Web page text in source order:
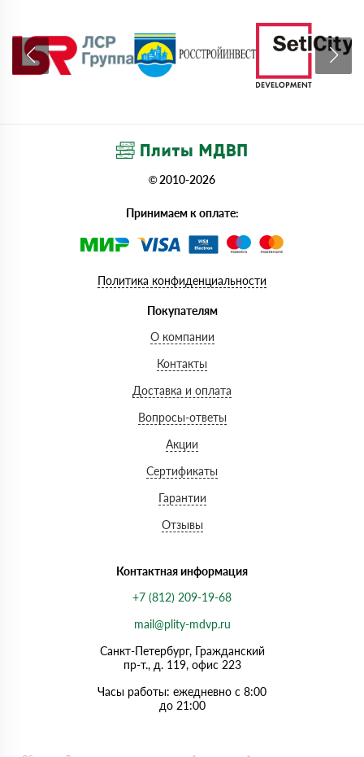
© 2010-2026
Принимаем к оплате:
Политика конфиденциальности
Покупателям
О компании
Контакты
Доставка и оплата
Вопросы-ответы
Акции
Сертификаты
Гарантии
Отзывы
Контактная информация
+7 (812) 209-19-68
mail@plity-mdvp.ru
Санкт-Петербург, Граждaнский
пр-т., д. 119, офис 223
Часы работы: ежедневно с 8:00
до 21:00